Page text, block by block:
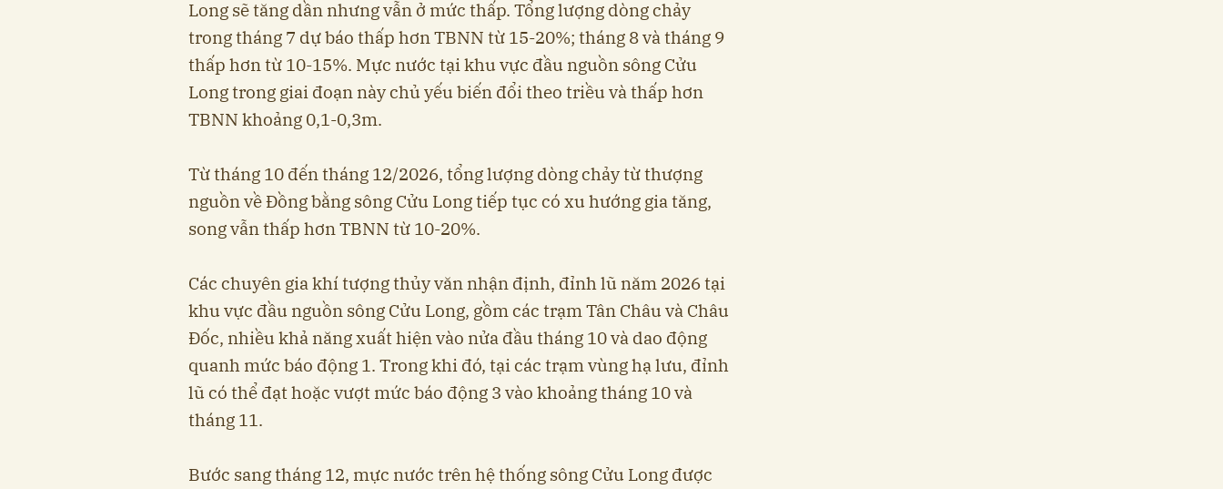
Long sẽ tăng dần nhưng vẫn ở mức thấp. Tổng lượng dòng chảy
trong tháng 7 dự báo thấp hơn TBNN từ 15-20%; tháng 8 và tháng 9
thấp hơn từ 10-15%. Mực nước tại khu vực đầu nguồn sông Cửu
Long trong giai đoạn này chủ yếu biến đổi theo triều và thấp hơn
TBNN khoảng 0,1-0,3m.
Từ tháng 10 đến tháng 12/2026, tổng lượng dòng chảy từ thượng
nguồn về Đồng bằng sông Cửu Long tiếp tục có xu hướng gia tăng,
song vẫn thấp hơn TBNN từ 10-20%.
Các chuyên gia khí tượng thủy văn nhận định, đỉnh lũ năm 2026 tại
khu vực đầu nguồn sông Cửu Long, gồm các trạm Tân Châu và Châu
Đốc, nhiều khả năng xuất hiện vào nửa đầu tháng 10 và dao động
quanh mức báo động 1. Trong khi đó, tại các trạm vùng hạ lưu, đỉnh
lũ có thể đạt hoặc vượt mức báo động 3 vào khoảng tháng 10 và
tháng 11.
Bước sang tháng 12, mực nước trên hệ thống sông Cửu Long được